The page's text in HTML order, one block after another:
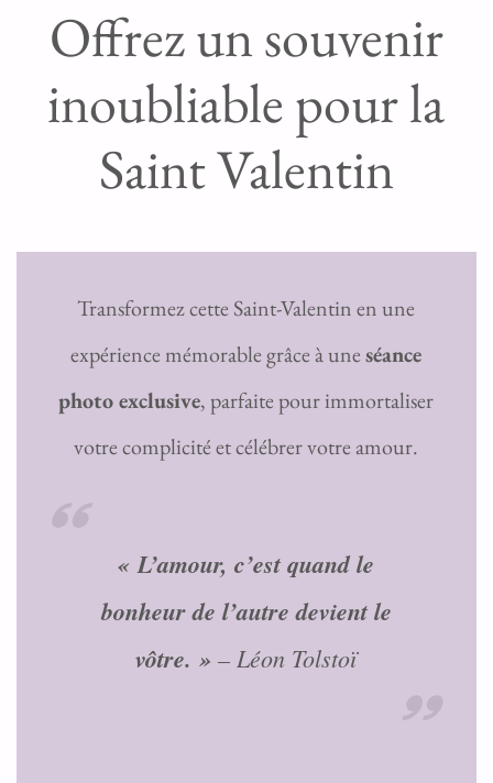
Offrez un souvenir
inoubliable pour la
Saint Valentin
Transformez cette Saint-Valentin en une
expérience mémorable grâce à uneséance
photo exclusive, parfaite pour immortaliser
votre complicité et célébrer votre amour.
« L’amour, c’est quand le
bonheur de l’autre devient le
vôtre. » –Léon Tolstoï